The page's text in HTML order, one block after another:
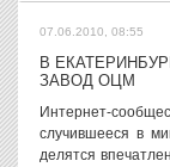
07.06.2010, 08:55
В
ЗАВОД ОЦМ
Интернет-
случившееся в
делятся